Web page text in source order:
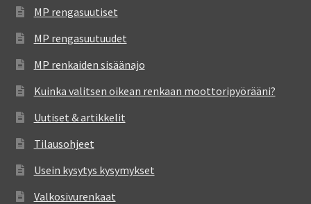
MP rengasuutiset
MP rengasuutuudet
MP renkaiden sisäänajo
Kuinka valitsen oikean renkaan moottoripyörääni?
Uutiset & artikkelit
Tilausohjeet
Usein kysytys kysymykset
Valkosivurenkaat